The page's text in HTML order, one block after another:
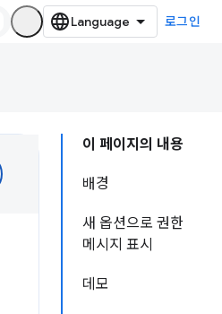
로그인
이 페이지의 내용
배경
새 옵션으로 권한
메시지 표시
데모